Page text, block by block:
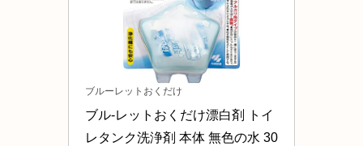
ブルーレットおくだけ
ブル-レットおくだけ漂白剤 トイ
レタンク洗浄剤 本体 無色の水 30